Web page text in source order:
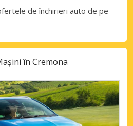
de închirieri auto de pe
în Cremona